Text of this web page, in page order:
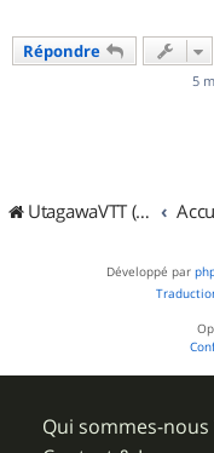
Répondre
5
UtagawaVTT (Randos VTT et VTTAE avec traces GPS)
Développé par
Qui sommes-nous